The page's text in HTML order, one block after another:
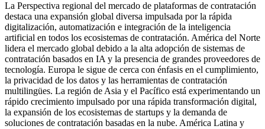
La Perspectiva regional del mercado de plataformas de contratación
destaca una expansión global diversa impulsada por la rápida
digitalización, automatización e integración de la inteligencia
artificial en todos los ecosistemas de contratación. América del Norte
lidera el mercado global debido a la alta adopción de sistemas de
contratación basados ​​en IA y la presencia de grandes proveedores de
tecnología. Europa le sigue de cerca con énfasis en el cumplimiento,
la privacidad de los datos y las herramientas de contratación
multilingües. La región de Asia y el Pacífico está experimentando un
rápido crecimiento impulsado por una rápida transformación digital,
la expansión de los ecosistemas de startups y la demanda de
soluciones de contratación basadas en la nube. América Latina y